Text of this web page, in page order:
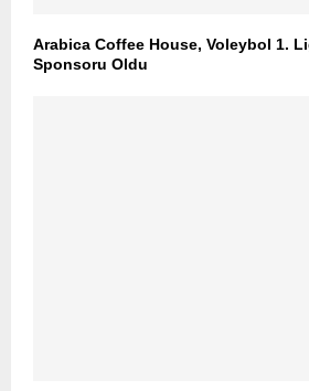
Arabica Coffee House, Voleybol 1.
Sponsoru Oldu